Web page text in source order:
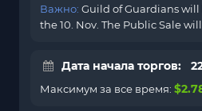
Важно: Guild of Guardians
the 10. Nov. The Public Sale
Дата начала торгов:
Максимум за все время: